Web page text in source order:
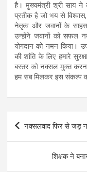
है। मुख्यमंत्री श्री साय ने
प्रतीक है जो भय से
नेतृत्व और जवानों के
उन्होंने जवानों को सफल
योगदान को नमन किया।
की शांति के लिए हमारे
बस्तर को नक्सल मुक्त
हम सब मिलकर इस संकल्प
Post
नक्सलवाद फिर से जड़
शिक्षक ने